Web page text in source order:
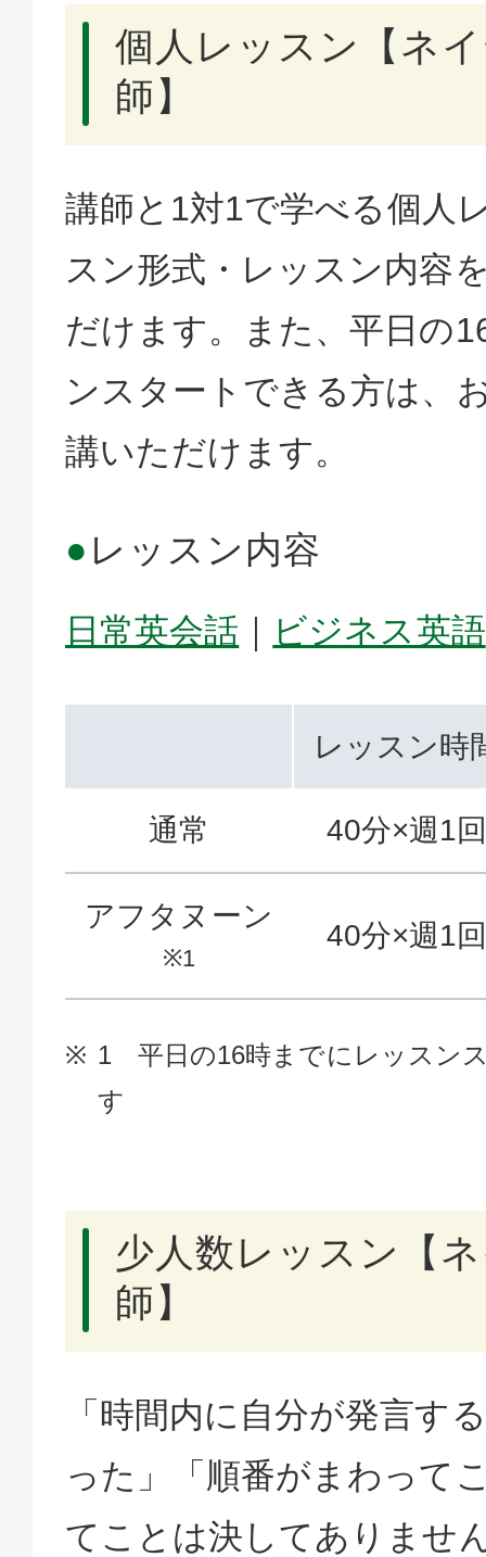
個人レッスン【ネ
師】
講師と1対1で学べる個人
スン形式・レッスン内容
だけます。また、平日の
ンスタートできる方は、
講いただけます。
● レッスン内容
日常英会話 ビジネス英語
レッスン時
通常 40分×週1
アフタヌーン
※1
40分×週1
1 平日の16時までにレッスン
す
少人数レッスン【
師】
「時間内に自分が発言す
った」「順番がまわって
てことは決してありませ